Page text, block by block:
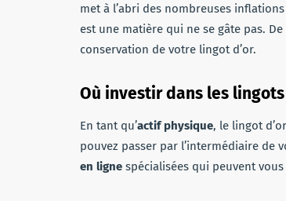
met à l’abri des nombreuses
est une matière qui ne se gâte pas.
conservation de votre lingot d’or.
Où investir dans les lingots
En tant qu’actif physique, le lingot
pouvez passer par l’intermédiaire de
en ligne spécialisées qui peuvent